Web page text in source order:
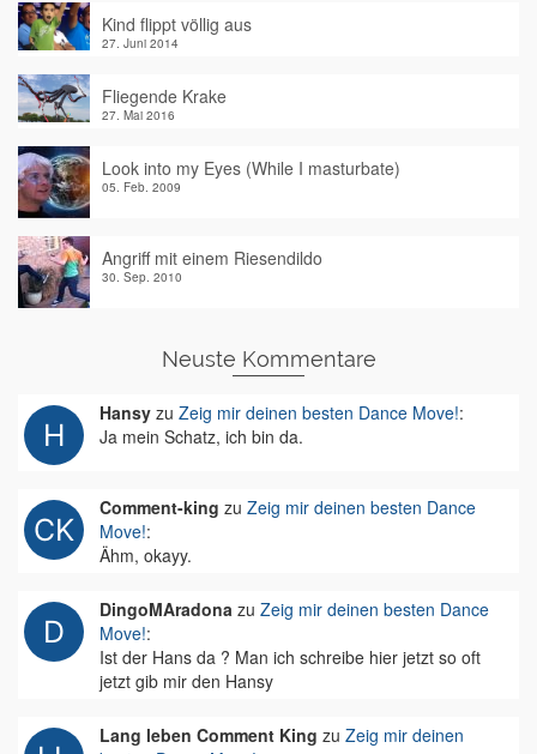
Kind flippt völlig aus
27. Juni 2014
Fliegende Krake
27. Mai 2016
Look into my Eyes (While I masturbate)
05. Feb. 2009
Angriff mit einem Riesendildo
30. Sep. 2010
Neuste Kommentare
Hansy zu Zeig mir deinen besten Dance Move!:
Ja mein Schatz, ich bin da.
Comment-king zu Zeig mir deinen besten Dance
Move!:
Ähm, okayy.
DingoMAradona zu Zeig mir deinen besten Dance
Move!:
Ist der Hans da ? Man ich schreibe hier jetzt so oft
jetzt gib mir den Hansy
Lang leben Comment King zu Zeig mir deinen